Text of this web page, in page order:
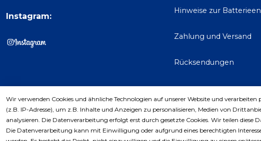
Instagram:
Hinweise zur
Zahlung und Versand
Rücksendungen
Kaufvertrag
Wir verwenden Cookies und ähnliche Technologien auf unserer Website und
(z.B. IP-Adresse), um z.B. Inhalte und Anzeigen zu personalisieren, Medien von
analysieren. Die Datenverarbeitung erfolgt erst durch gesetzte Cookies. Wir teilen
Die Datenverarbeitung kann mit Einwilligung oder aufgrund eines berechtigten